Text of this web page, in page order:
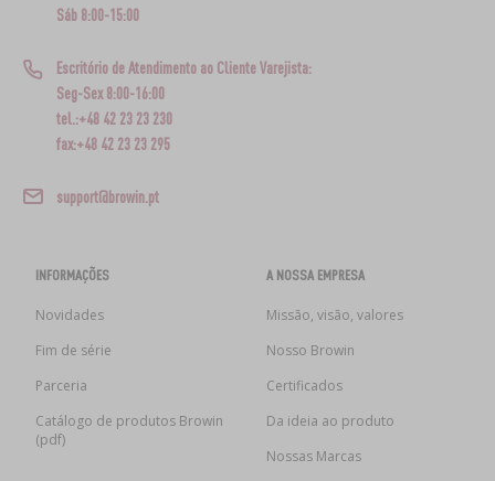
Sáb 8:00-15:00
Escritório de Atendimento ao Cliente Varejista:
Seg-Sex 8:00-16:00
tel.:+48 42 23 23 230
fax:+48 42 23 23 295
support@browin.pt
INFORMAÇÕES
Novidades
Fim de série
Parceria
Catálogo de produtos Browin
(pdf)
A NOSSA EMPRESA
Missão, visão, valores
Nosso Browin
Certificados
Da ideia ao produto
Nossas Marcas